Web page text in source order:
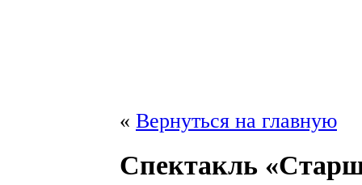
« Вернуться на главную
Спектакль